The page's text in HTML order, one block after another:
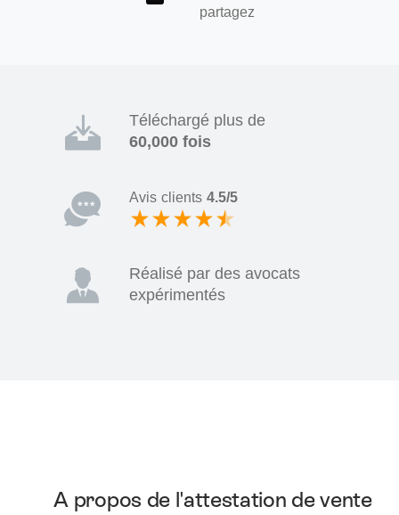
partagez
Téléchargé plus de
60,000 fois
Avis clients 4.5/5
Réalisé par des avocats
expérimentés
A propos de l'attestation de vente